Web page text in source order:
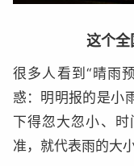
这个全
很多人看到“晴雨
惑：明明报的是小
下得忽大忽小、
准，就代表雨的大